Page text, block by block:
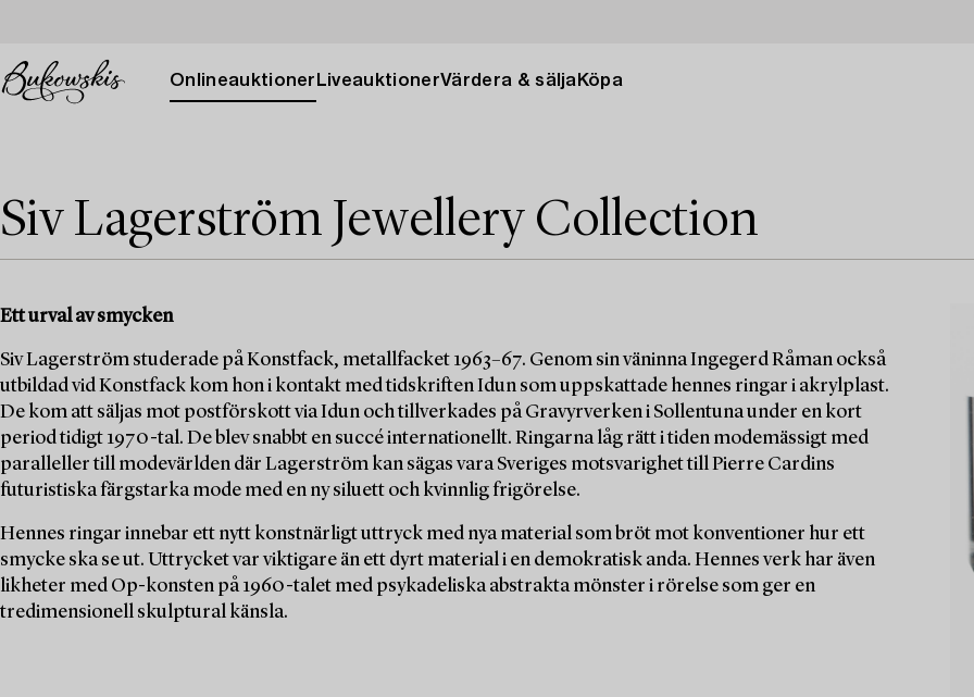
Onlineauktioner LiveauktionerVärdera & sälja Köpa
Siv Lagerström Jewellery Collection
Ett urval av smycken
Siv Lagerström studerade på Konstfack, metallfacket 1963–67. Genom sin väninna Ingegerd Råman också
utbildad vid Konstfack kom hon i kontakt med tidskriften Idun som uppskattade hennes ringar i akrylplast.
De kom att säljas mot postförskott via Idun och tillverkades på Gravyrverken i Sollentuna under en kort
period tidigt 1970-tal. De blev snabbt en succé internationellt. Ringarna låg rätt i tiden modemässigt med
paralleller till modevärlden där Lagerström kan sägas vara Sveriges motsvarighet till Pierre Cardins
futuristiska färgstarka mode med en ny siluett och kvinnlig frigörelse.
Hennes ringar innebar ett nytt konstnärligt uttryck med nya material som bröt mot konventioner hur ett
smycke ska se ut. Uttrycket var viktigare än ett dyrt material i en demokratisk anda. Hennes verk har även
likheter med Op-konsten på 1960-talet med psykadeliska abstrakta mönster i rörelse som ger en
tredimensionell skulptural känsla.